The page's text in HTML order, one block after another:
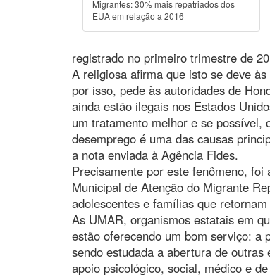
Migrantes: 30% mais repatriados dos
EUA em relação a 2016
registrado no primeiro trimestre de
A religiosa afirma que isto se deve
por isso, pede às autoridades de
ainda estão ilegais nos Estados
um tratamento melhor e se possível,
desemprego é uma das causas
a nota enviada à Agência Fides.
Precisamente por este fenômeno,
Municipal de Atenção do Migrante
adolescentes e famílias que
As UMAR, organismos estatais em
estão oferecendo um bom serviço: a
sendo estudada a abertura de
apoio psicológico, social, médico e